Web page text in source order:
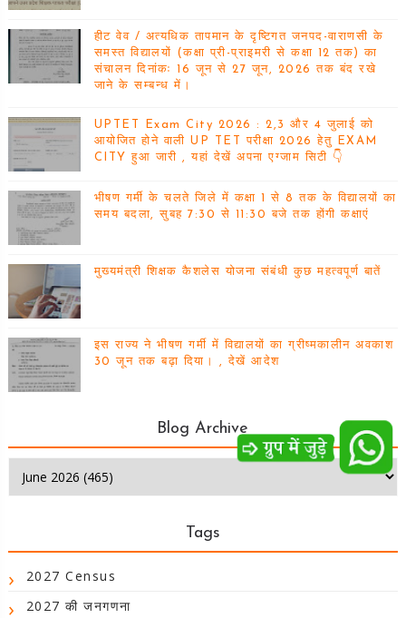
हीट वेव / अत्यधिक तापमान के दृष्टिगत जनपद-वाराणसी के
समस्त विद्यालयों (कक्षा प्री-प्राइमरी से कक्षा 12 तक) का
संचालन दिनांकः 16 जून से 27 जून, 2026 तक बंद रखे
जाने के सम्बन्ध में।
UPTET Exam City 2026 : 2,3 और 4 जुलाई को
आयोजित होने वाली UP TET परीक्षा 2026 हेतु EXAM
CITY हुआ जारी , यहां देखें अपना एग्जाम सिटी 👇
भीषण गर्मी के चलते जिले में कक्षा 1 से 8 तक के विद्यालयों का
समय बदला, सुबह 7:30 से 11:30 बजे तक होंगी कक्षाएं
मुख्यमंत्री शिक्षक कैशलेस योजना संबंधी कुछ महत्वपूर्ण बातें
इस राज्य ने भीषण गर्मी में विद्यालयों का ग्रीष्मकालीन अवकाश
30 जून तक बढ़ा दिया। , देखें आदेश
Blog Archive
Tags
2027 Census
2027 की जनगणना